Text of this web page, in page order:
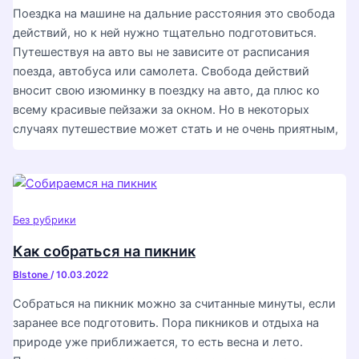
Поездка на машине на дальние расстояния это свобода
действий, но к ней нужно тщательно подготовиться.
Путешествуя на авто вы не зависите от расписания
поезда, автобуса или самолета. Свобода действий
вносит свою изюминку в поездку на авто, да плюс ко
всему красивые пейзажи за окном. Но в некоторых
случаях путешествие может стать и не очень приятным,
Без рубрики
Как собраться на пикник
Blstone /10.03.2022
Собраться на пикник можно за считанные минуты, если
заранее все подготовить. Пора пикников и отдыха на
природе уже приближается, то есть весна и лето.